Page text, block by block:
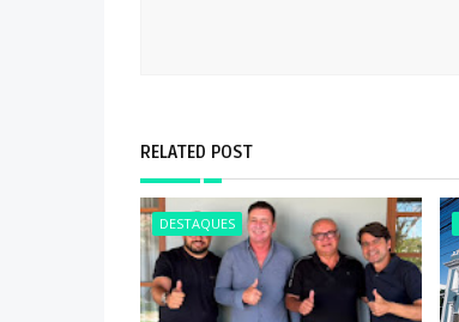
RELATED POST
DESTAQUES